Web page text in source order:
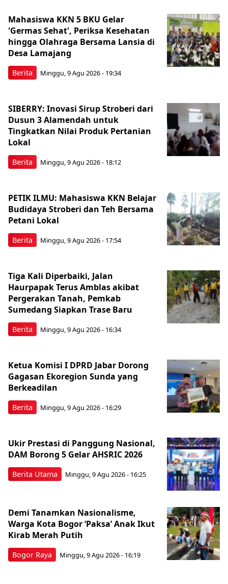
Berita
Mahasiswa KKN 5 BKU Gelar
'Germas Sehat', Periksa Kesehatan
hingga Olahraga Bersama Lansia di
Desa Lamajang
Minggu, 9 Agu 2026 - 19:34
Berita
SIBERRY: Inovasi Sirup Stroberi dari
Dusun 3 Alamendah untuk
Tingkatkan Nilai Produk Pertanian
Lokal
Minggu, 9 Agu 2026 - 18:12
Berita
PETIK ILMU: Mahasiswa KKN Belajar
Budidaya Stroberi dan Teh Bersama
Petani Lokal
Minggu, 9 Agu 2026 - 17:54
Berita
Tiga Kali Diperbaiki, Jalan
Haurpapak Terus Amblas akibat
Pergerakan Tanah, Pemkab
Sumedang Siapkan Trase Baru
Minggu, 9 Agu 2026 - 16:34
Berita
Ketua Komisi I DPRD Jabar Dorong
Gagasan Ekoregion Sunda yang
Berkeadilan
Minggu, 9 Agu 2026 - 16:29
Berita Utama
Ukir Prestasi di Panggung Nasional,
DAM Borong 5 Gelar AHSRIC 2026
Minggu, 9 Agu 2026 - 16:25
Bogor Raya
Demi Tanamkan Nasionalisme,
Warga Kota Bogor ‘Paksa’ Anak Ikut
Kirab Merah Putih
Minggu, 9 Agu 2026 - 16:19